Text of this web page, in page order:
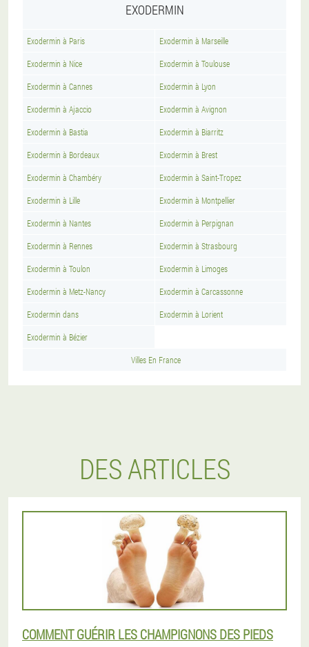
EXODERMIN
Exodermin à Paris Exodermin à Marseille
Exodermin à Nice Exodermin à Toulouse
Exodermin à Cannes Exodermin à Lyon
Exodermin à Ajaccio Exodermin à Avignon
Exodermin à Bastia Exodermin à Biarritz
Exodermin à Bordeaux Exodermin à Brest
Exodermin à Chambéry Exodermin à Saint-Tropez
Exodermin à Lille Exodermin à Montpellier
Exodermin à Nantes Exodermin à Perpignan
Exodermin à Rennes Exodermin à Strasbourg
Exodermin à Toulon Exodermin à Limoges
Exodermin à Metz-Nancy Exodermin à Carcassonne
Exodermin dans Exodermin à Lorient
Exodermin à Bézier
Villes En France
DES ARTICLES
COMMENT GUÉRIR LES CHAMPIGNONS DES PIEDS